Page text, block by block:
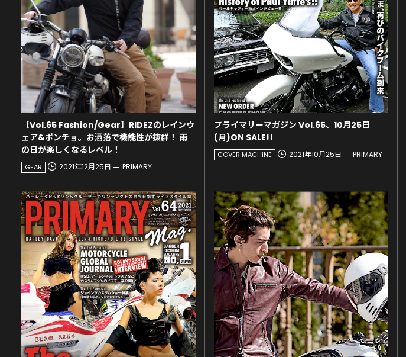
【Vol.65 Fashion/Gear】RIDEZのレインウ
ェア&ポンチョ。お洒落で機能性が抜群！ 雨
の日が楽しくなるレベル！
GEAR 2021年12月25日 PRIMARY
プライマリーマガジン Vol.65、10月25日
(月)ON SALE!!
COVER MACHINE 2021年10月25日 PRIMARY